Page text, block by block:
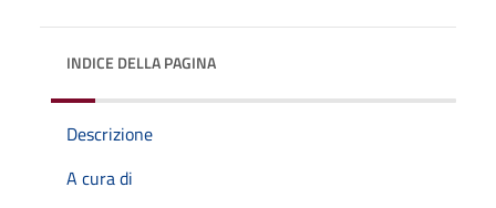
INDICE DELLA PAGINA
Descrizione
A cura di